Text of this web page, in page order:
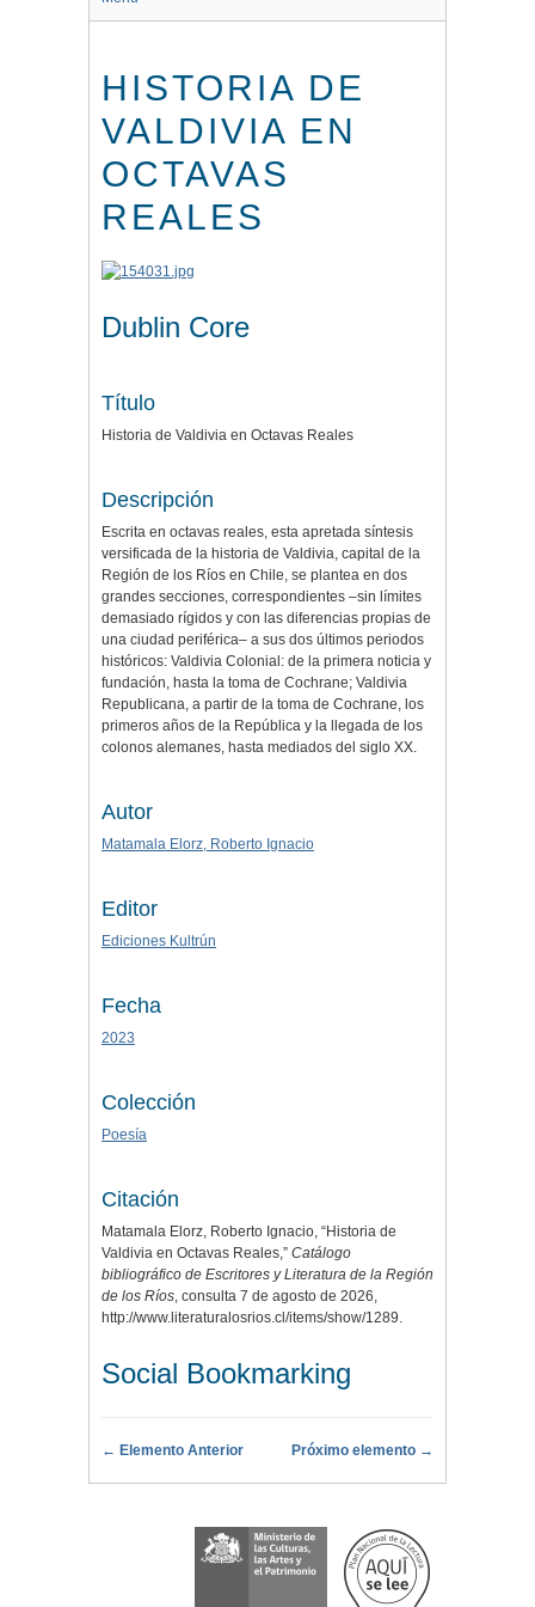
HISTORIA DE
VALDIVIA EN
OCTAVAS
REALES
Dublin Core
Título
Historia de Valdivia en Octavas Reales
Descripción
Escrita en octavas reales, esta apretada síntesis
versificada de la historia de Valdivia, capital de la
Región de los Ríos en Chile, se plantea en dos
grandes secciones, correspondientes –sin límites
demasiado rígidos y con las diferencias propias de
una ciudad periférica– a sus dos últimos periodos
históricos: Valdivia Colonial: de la primera noticia y
fundación, hasta la toma de Cochrane; Valdivia
Republicana, a partir de la toma de Cochrane, los
primeros años de la República y la llegada de los
colonos alemanes, hasta mediados del siglo XX.
Autor
Matamala Elorz, Roberto Ignacio
Editor
Ediciones Kultrún
Fecha
2023
Colección
Poesía
Citación
Matamala Elorz, Roberto Ignacio, “Historia de
Valdivia en Octavas Reales,” Catálogo
bibliográfico de Escritores y Literatura de la Región
de los Ríos, consulta 7 de agosto de 2026,
http://www.literaturalosrios.cl/items/show/1289.
Social Bookmarking
← Elemento Anterior Próximo elemento →